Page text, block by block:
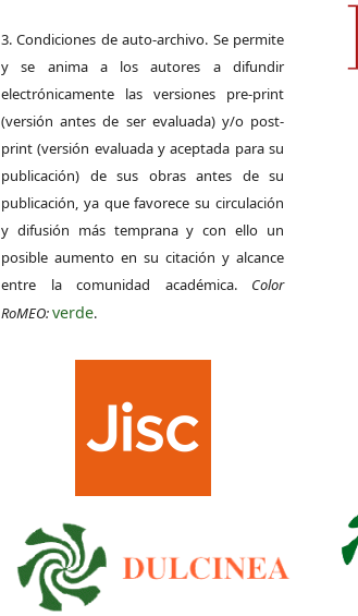
3. Condiciones de auto-archivo. Se permite
y se anima a los autores a difundir
electrónicamente las versiones pre-print
(versión antes de ser evaluada) y/o post-
print (versión evaluada y aceptada para su
publicación) de sus obras antes de su
publicación, ya que favorece su circulación
y difusión más temprana y con ello un
posible aumento en su citación y alcance
entre la comunidad académica. Color
RoMEO:verde.